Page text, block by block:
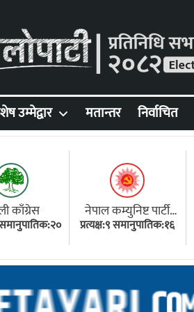
उम्मेद्वार मतान्तर निर्वाचित
काँग्रेस
समानुपातिक:२०
नेपाल कम्युनिष्ट पार्टी
(एमाले)
प्रत्यक्ष:९ समानुपातिक:१६